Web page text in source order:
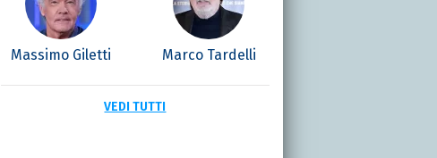
Massimo Giletti Marco Tardelli
VEDI TUTTI